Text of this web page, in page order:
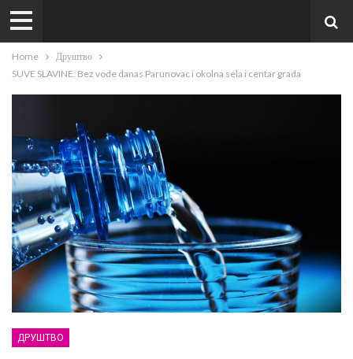
Home
Друштво
SUVE SLAVINE: Bez vode danas Parunovac i okolna sela i centar grada
ДРУШТВО